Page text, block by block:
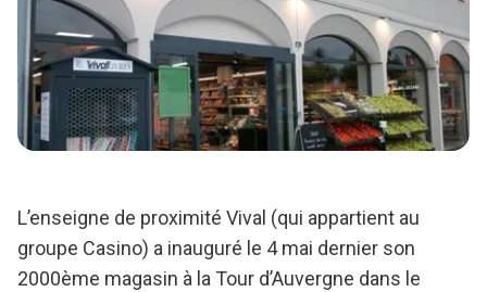
L’enseigne de proximité Vival (qui appartient au
groupe Casino) a inauguré le 4 mai dernier son
2000ème magasin à la Tour d’Auvergne dans le